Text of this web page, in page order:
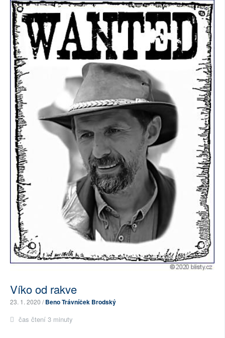
Víko od rakve
23. 1. 2020 /Beno Trávníček Brodský
čas čtení 3 minuty